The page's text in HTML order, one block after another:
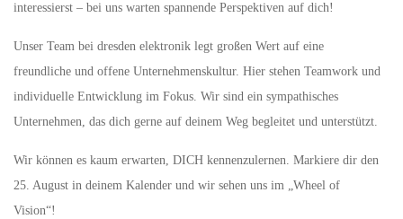
interessierst – bei uns warten spannende Perspektiven auf dich!
Unser Team bei dresden elektronik legt großen Wert auf eine
freundliche und offene Unternehmenskultur. Hier stehen Teamwork und
individuelle Entwicklung im Fokus. Wir sind ein sympathisches
Unternehmen, das dich gerne auf deinem Weg begleitet und unterstützt.
Wir können es kaum erwarten, DICH kennenzulernen. Markiere dir den
25. August in deinem Kalender und wir sehen uns im „Wheel of
Vision“!